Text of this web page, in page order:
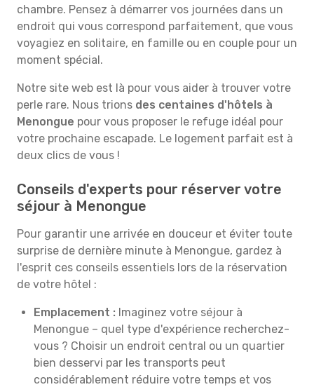
chambre. Pensez à démarrer vos journées dans un
endroit qui vous correspond parfaitement, que vous
voyagiez en solitaire, en famille ou en couple pour un
moment spécial.
Notre site web est là pour vous aider à trouver votre
perle rare. Nous trions des centaines d'hôtels à
Menongue pour vous proposer le refuge idéal pour
votre prochaine escapade. Le logement parfait est à
deux clics de vous !
Conseils d'experts pour réserver votre
séjour à Menongue
Pour garantir une arrivée en douceur et éviter toute
surprise de dernière minute à Menongue, gardez à
l'esprit ces conseils essentiels lors de la réservation
de votre hôtel :
Emplacement : Imaginez votre séjour à
Menongue – quel type d'expérience recherchez-
vous ? Choisir un endroit central ou un quartier
bien desservi par les transports peut
considérablement réduire votre temps et vos